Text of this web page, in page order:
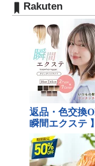
Rakuten